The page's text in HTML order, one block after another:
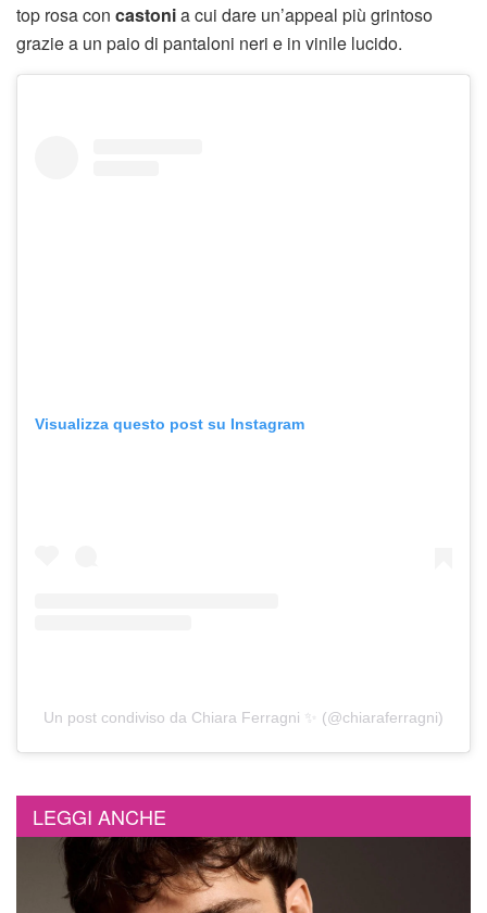
top rosa con castonia cui dare un’appeal più grintoso
grazie a un paio di pantaloni neri e in vinile lucido.
Visualizza questo post su Instagram
Un post condiviso da Chiara Ferragni ✨ (@chiaraferragni)
LEGGI ANCHE